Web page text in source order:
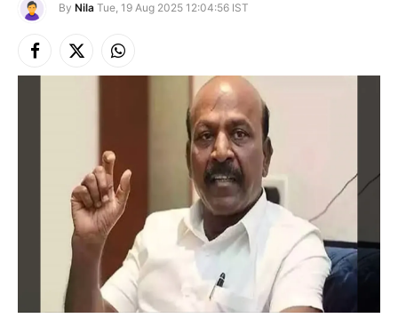
By Nila Tue, 19 Aug 2025 12:04:56 IST
Facebook
X
(Twitter)
Instagram